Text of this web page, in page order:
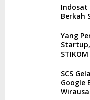
Indosat
Berkah
Yang
SCS
Google